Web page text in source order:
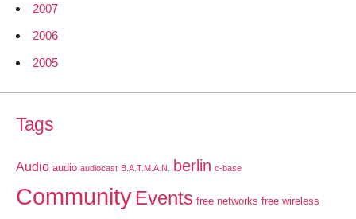
2007
2006
2005
Tags
Audio audio audiocast B.A.T.M.A.N. berlin c-base
Community Events free networks free wireless